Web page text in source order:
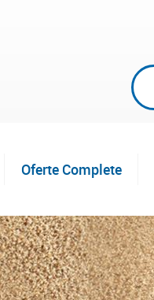
Oferte Complete